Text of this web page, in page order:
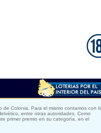
Colonia. Para el mismo contamos con la
entre otras autoridades. Como
primer premio en su categoría, en el